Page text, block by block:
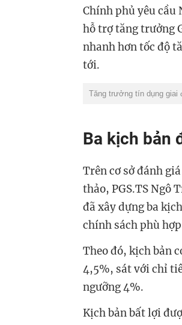
Chính phủ yêu cầu
hỗ trợ tăng trưởng
nhanh hơn tốc độ
tới.
Tăng trưởng tín dụng giai
Ba kịch bản
Trên cơ sở đánh
thảo, PGS.TS Ngô
đã xây dựng ba
chính sách phù
Theo đó, kịch bản
4,5%, sát với chỉ
ngưỡng 4%.
Kịch bản bất lợi